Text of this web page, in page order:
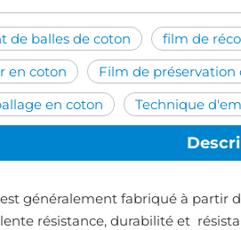
Film rétractable ignifuge
de balles de coton film de
en coton
Film de préservation
en coton
Technique
généralement fabriqué à partir
résistance, durabilité et